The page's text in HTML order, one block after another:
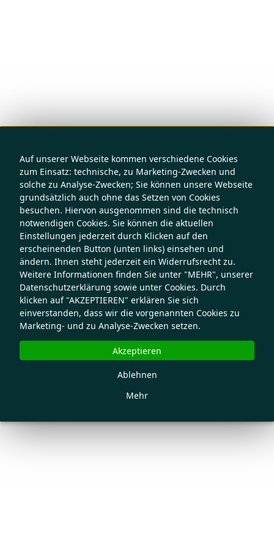
Auf unserer Webseite kommen verschiedene Cookies
zum Einsatz: technische, zu Marketing-Zwecken und
solche zu Analyse-Zwecken; Sie können unsere Webseite
grundsätzlich auch ohne das Setzen von Cookies
besuchen. Hiervon ausgenommen sind die technisch
notwendigen Cookies. Sie können die aktuellen
Einstellungen jederzeit durch Klicken auf den
erscheinenden Button (unten links) einsehen und
ändern. Ihnen steht jederzeit ein Widerrufsrecht zu.
Weitere Informationen finden Sie unter "MEHR", unserer
Datenschutzerklärung sowie unter Cookies. Durch
klicken auf "AKZEPTIEREN" erklären Sie sich
einverstanden, dass wir die vorgenannten Cookies zu
Marketing- und zu Analyse-Zwecken setzen.
Mehr
Ablehnen
Akzeptieren